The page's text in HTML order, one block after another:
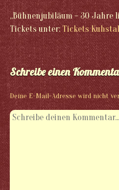
„Bühnenjubiläum – 30 Jahre
Tickets unter:Tickets
Schreibe einen
Deine E-Mail-Adresse wird nicht